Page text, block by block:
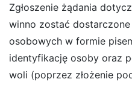
Zgłoszenie żądania
winno zostać
osobowych w formie
identyfikację osoby oraz
woli (poprzez złożenie